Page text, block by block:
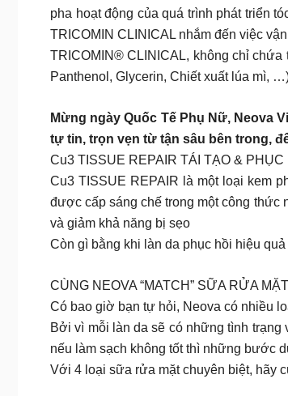
pha hoạt động của quá trình phát triển
TRICOMIN CLINICAL nhắm đến việc
TRICOMIN® CLINICAL, không chỉ
Panthenol, Glycerin, Chiết xuất lúa mì,
Mừng ngày Quốc Tế Phụ Nữ, Neova
tự tin, trọn vẹn từ tận sâu bên trong,
Cu3 TISSUE REPAIR TÁI TẠO &
Cu3 TISSUE REPAIR là một loại kem
được cấp sáng chế trong một công thức
và giảm khả năng bị sẹo
Còn gì bằng khi làn da phục hồi hiệu
CÙNG NEOVA “MATCH” SỮA RỬA
Có bao giờ bạn tự hỏi, Neova có nhiều
Bởi vì mỗi làn da sẽ có những tình
nếu làm sạch không tốt thì những bước
Với 4 loại sữa rửa mặt chuyên biệt, hãy